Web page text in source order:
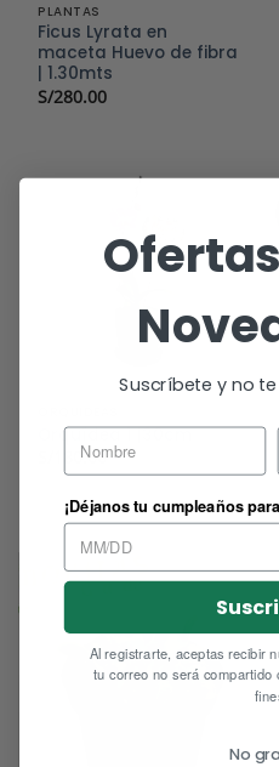
PLANTAS
Ficus Lyrata en
maceta Huevo de fibra
| 1.30mts
S/280.00
Orquídea 1 |30cm
180.00
Suscríbete y no
¡Déjanos tu cumpleaños
Al registrarte, aceptas recibir
tu correo no será compartido
No